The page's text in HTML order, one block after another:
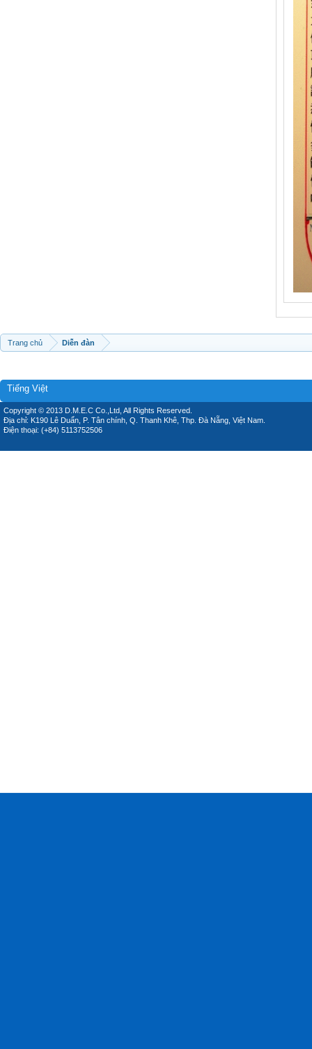
Trang chủ Diễn đàn
Tiếng Việt
Copyright © 2013 D.M.E.C Co.,Ltd, All Rights Reserved.
Địa chỉ: K190 Lê Duẩn, P. Tân chính, Q. Thanh Khê, Thp. Đà Nẵng, Việt Nam.
Điện thoại: (+84) 5113752506